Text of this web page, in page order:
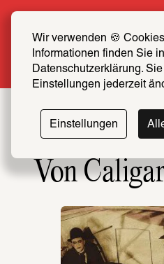
Wir verwenden 🍪
Informationen finden Sie
Datenschutzerklärung.
Einstellungen jederzeit
Einstellungen
SCHIRN
Mehr
Von